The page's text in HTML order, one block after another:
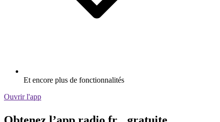
Et encore plus de fonctionnalités
Ouvrir l'app